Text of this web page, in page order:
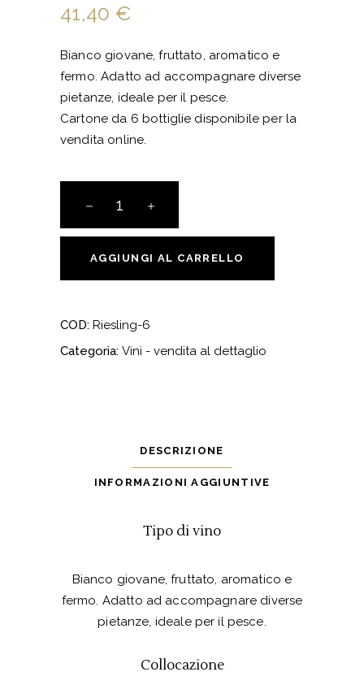
41,40 €
Bianco giovane, fruttato, aromatico e
fermo. Adatto ad accompagnare diverse
pietanze, ideale per il pesce.
Cartone da 6 bottiglie disponibile per la
vendita online.
-
AGGIUNGI AL CARRELLO
COD: Riesling-6
Categoria: Vini - vendita al dettaglio
DESCRIZIONE
INFORMAZIONI AGGIUNTIVE
Tipo di vino
Bianco giovane, fruttato, aromatico e
fermo. Adatto ad accompagnare diverse
pietanze, ideale per il pesce.
Collocazione